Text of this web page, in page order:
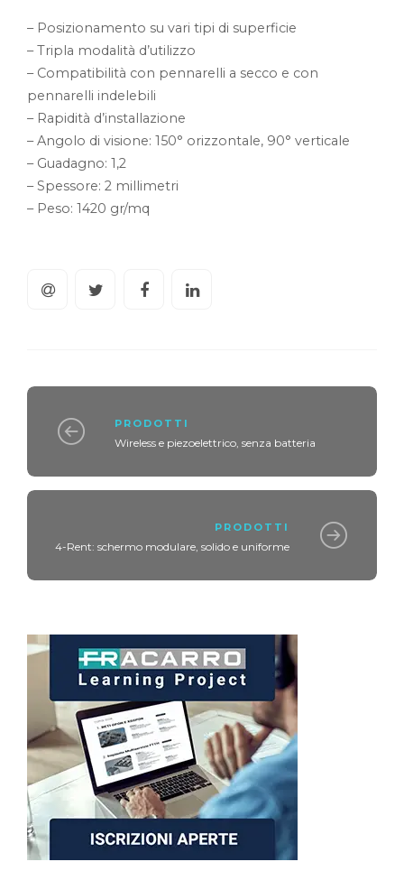
– Posizionamento su vari tipi di superficie
– Tripla modalità d’utilizzo
– Compatibilità con pennarelli a secco e con
pennarelli indelebili
– Rapidità d’installazione
– Angolo di visione: 150° orizzontale, 90° verticale
– Guadagno: 1,2
– Spessore: 2 millimetri
– Peso: 1420 gr/mq
PRODOTTI
Wireless e piezoelettrico, senza batteria
PRODOTTI
4-Rent: schermo modulare, solido e uniforme